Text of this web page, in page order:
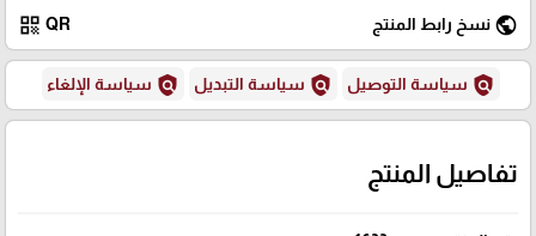
public نسخ رابط المنتج QR
qr_code
policy سياسة التوصيل policy سياسة التبديل policy سياسة الإلغاء
تفاصيل المنتج